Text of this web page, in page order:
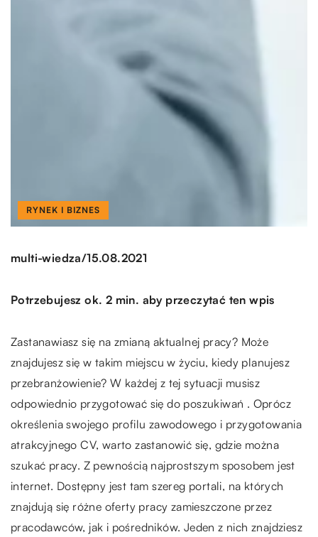
RYNEK I BIZNES
multi-wiedza/15.08.2021
Potrzebujesz ok. 2 min. aby przeczytać ten wpis
Zastanawiasz się na zmianą aktualnej pracy? Może
znajdujesz się w takim miejscu w życiu, kiedy planujesz
przebranżowienie? W każdej z tej sytuacji musisz
odpowiednio przygotować się do poszukiwań . Oprócz
określenia swojego profilu zawodowego i przygotowania
atrakcyjnego CV, warto zastanowić się, gdzie można
szukać pracy. Z pewnością najprostszym sposobem jest
internet. Dostępny jest tam szereg portali, na których
znajdują się różne oferty pracy zamieszczone przez
pracodawców, jak i pośredników. Jeden z nich znajdziesz